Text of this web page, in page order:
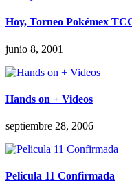
Hoy, Torneo Pokémex
junio 8, 2001
Hands on + Videos
septiembre 28, 2006
Pelicula 11 Confirmada